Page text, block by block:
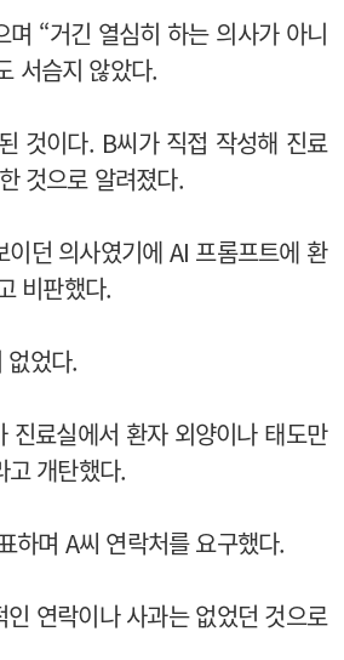
“거긴 열심히 하는 의사가 아니
서슴지 않았다.
것이다. B씨가 직접 작성해 진료
것으로 알려졌다.
던 의사였기에 AI 프롬프트에 환
비판했다.
없었다.
진료실에서 환자 외양이나 태도만
고 개탄했다.
하며 A씨 연락처를 요구했다.
연락이나 사과는 없었던 것으로